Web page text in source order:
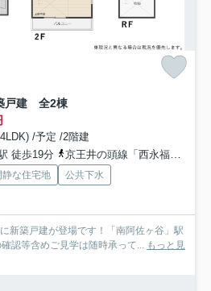
戸建 全2棟
/予定 /2階建
徒歩19分
京王井の頭線「西永福」駅 徒歩19分
静な住宅地
公共下水
新築戸建が登場です！「南阿佐ヶ谷」駅
認等含めご見学は随時承って... もっと見